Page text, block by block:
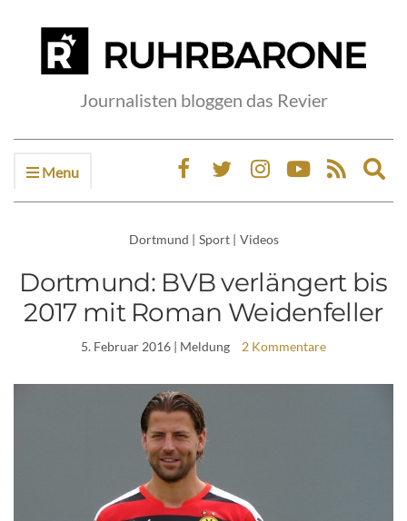
Journalisten bloggen das Revier
Menu
Dortmund | Sport | Videos
Dortmund: BVB verlängert bis
2017 mit Roman Weidenfeller
5. Februar 2016 | Meldung 2 Kommentare